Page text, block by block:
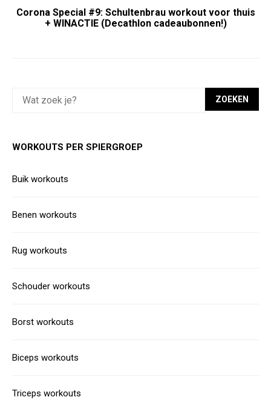
Corona Special #9: Schultenbrau workout voor thuis
+ WINACTIE (Decathlon cadeaubonnen!)
ZOEKEN
WORKOUTS PER SPIERGROEP
Buik workouts
Benen workouts
Rug workouts
Schouder workouts
Borst workouts
Biceps workouts
Triceps workouts